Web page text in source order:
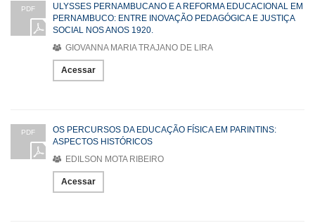
PDF
ULYSSES PERNAMBUCANO E A REFORMA EDUCACIONAL EM
PERNAMBUCO: ENTRE INOVAÇÃO PEDAGÓGICA E JUSTIÇA
SOCIAL NOS ANOS 1920.
GIOVANNA MARIA TRAJANO DE LIRA
Acessar
PDF
OS PERCURSOS DA EDUCAÇÃO FÍSICA EM PARINTINS:
ASPECTOS HISTÓRICOS
EDILSON MOTA RIBEIRO
Acessar